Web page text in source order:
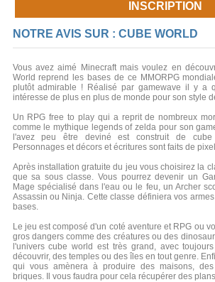
INSCRIPTION
NOTRE AVIS SUR : CUBE WORLD
Vous avez aimé Minecraft mais voulez en
World reprend les bases de ce MMORPG
plutôt admirable ! Réalisé par gamewave il y a
intéresse de plus en plus de monde pour son style
Un RPG free to play qui a reprit de nombreux
comme le mythique legends of zelda pour son
l'avez peu être deviné est construit de cube
Personnages et décors et écritures sont faits de
Après installation gratuite du jeu vous choisirez la
que sa sous classe. Vous pourrez devenir un
Mage spécialisé dans l'eau ou le feu, un Archer
Assassin ou Ninja. Cette classe définiera vos
bases.
Le jeu est composé d'un coté aventure et RPG ou
gros dangers comme des créatures ou des
l'univers cube world est très grand, avec
découvrir, des temples ou des îles en tout genre.
qui vous amènera à produire des maisons,
briques. Il vous faudra pour cela récupérer des